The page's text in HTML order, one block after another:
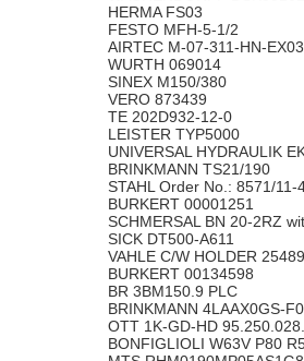
HERMA FS03
FESTO MFH-5-1/2
AIRTEC M-07-311-HN-
WURTH 069014
SINEX M150/380
VERO 873439
TE 202D932-12-0
LEISTER TYP5000
UNIVERSAL HYDRAULIK
BRINKMANN TS21/190
STAHL Order No.: 8571/11-
BURKERT 00001251
SCHMERSAL BN 20-2RZ
SICK DT500-A611
VAHLE C/W HOLDER
BURKERT 00134598
BR 3BM150.9 PLC
BRINKMANN 4LAAX0GS-
OTT 1K-GD-HD
BONFIGLIOLI W63V P80